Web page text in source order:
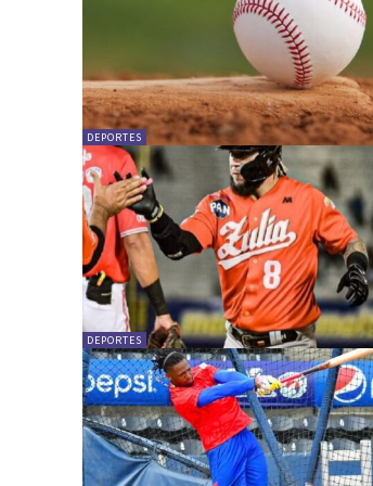
DEPORTES
DEPORTES